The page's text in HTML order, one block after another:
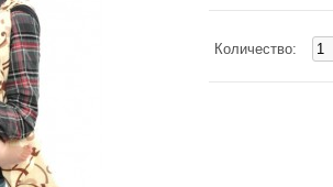
Количество: